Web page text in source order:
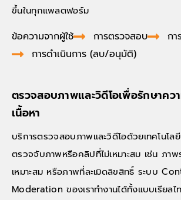
ขึ้นในทุกแพลตฟอร์ม
ข้อความจากผู้ใช้ การตรวจสอบ
กา
การดำเนินการ (ลบ/อนุมัติ)
ตรวจสอบภาพและวิดีโอเพื่อรักษาค
เนื้อหา
บริการตรวจสอบภาพและวิดีโอด้วยเทคโนโล
ตรวจจับภาพหรือคลิปที่ไม่เหมาะสม เช่น ภาพ
เหมาะสม หรือภาพที่ละเมิดลิขสิทธิ์ ระบบ
Moderation ของเราทำงานได้ทั้งแบบเรียล